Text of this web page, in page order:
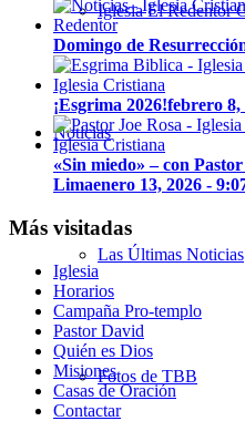
Iglesia El Redentor
Noticias
Las Últimas Noticias
Fotos de TBB
Domingo de
¡Esgrima 2026!febrero 8,
«Sin miedo» – con
Limaenero 13, 2026 -
Más visitadas
Iglesia
Horarios
Campaña Pro-templo
Pastor David
Quién es Dios
Misiones
Casas de Oración
Contactar